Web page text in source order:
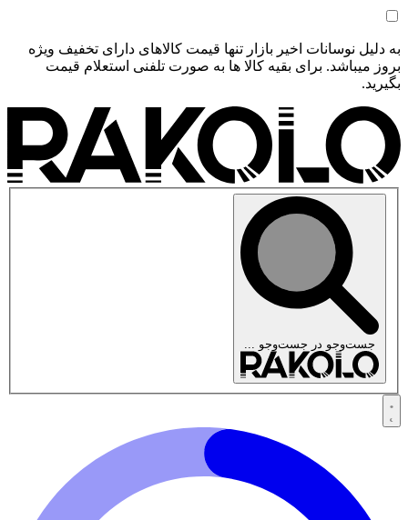
به دلیل نوسانات اخیر بازار تنها قیمت کالاهای دارای تخفیف ویژه
بروز میباشد. برای بقیه کالا ها به صورت تلفنی استعلام قیمت
بگیرید.
جست‌وجو در جست‌وجو ...